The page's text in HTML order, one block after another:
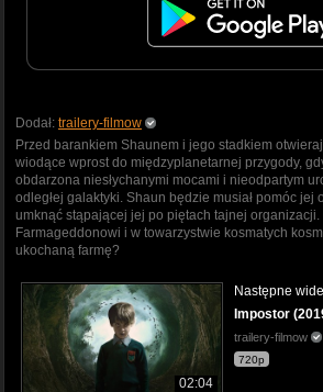
Dodał: trailery-filmow
Przed barankiem Shaunem i jego stadkiem
wiodące wprost do międzyplanetarnej przygody,
obdarzona niesłychanymi mocami i nieodpartym
odległej galaktyki. Shaun będzie musiał pomóc jej
umknąć stąpającej jej po piętach tajnej
Farmageddonowi i w towarzystwie kosmatych
ukochaną farmę?
02:04
Następne
Impostor
trailery-filmow
720p